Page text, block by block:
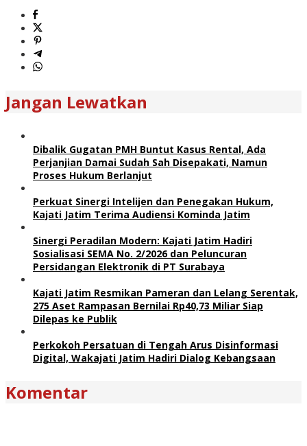
Jangan Lewatkan
Dibalik Gugatan PMH Buntut Kasus Rental, Ada
Perjanjian Damai Sudah Sah Disepakati, Namun
Proses Hukum Berlanjut
Perkuat Sinergi Intelijen dan Penegakan Hukum,
Kajati Jatim Terima Audiensi Kominda Jatim
Sinergi Peradilan Modern: Kajati Jatim Hadiri
Sosialisasi SEMA No. 2/2026 dan Peluncuran
Persidangan Elektronik di PT Surabaya
Kajati Jatim Resmikan Pameran dan Lelang Serentak,
275 Aset Rampasan Bernilai Rp40,73 Miliar Siap
Dilepas ke Publik
Perkokoh Persatuan di Tengah Arus Disinformasi
Digital, Wakajati Jatim Hadiri Dialog Kebangsaan
Komentar